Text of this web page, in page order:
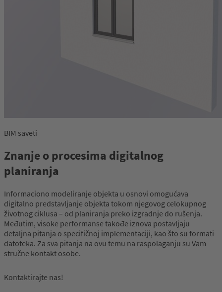
BIM saveti
Znanje o procesima digitalnog
planiranja
Informaciono modeliranje objekta u osnovi omogućava
digitalno predstavljanje objekta tokom njegovog celokupnog
životnog ciklusa – od planiranja preko izgradnje do rušenja.
Međutim, visoke performanse takođe iznova postavljaju
detaljna pitanja o specifičnoj implementaciji, kao što su formati
datoteka. Za sva pitanja na ovu temu na raspolaganju su Vam
stručne kontakt osobe.
Kontaktirajte nas!